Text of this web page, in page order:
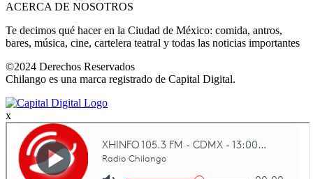
ACERCA DE NOSOTROS
Te decimos qué hacer en la Ciudad de México: comida, antros,
bares, música, cine, cartelera teatral y todas las noticias importantes
©2024 Derechos Reservados
Chilango es una marca registrado de Capital Digital.
x